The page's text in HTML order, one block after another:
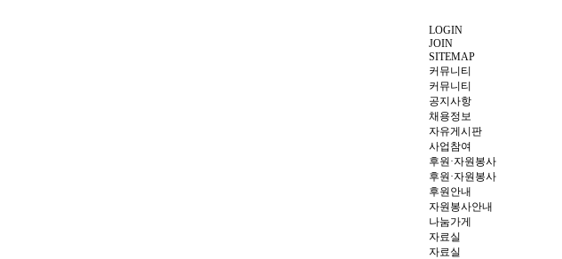
LOGIN
JOIN
SITEMAP
커뮤니티
커뮤니티
공지사항
채용정보
자유게시판
사업참여
후원·자원봉사
후원·자원봉사
후원안내
자원봉사안내
나눔가게
자료실
자료실